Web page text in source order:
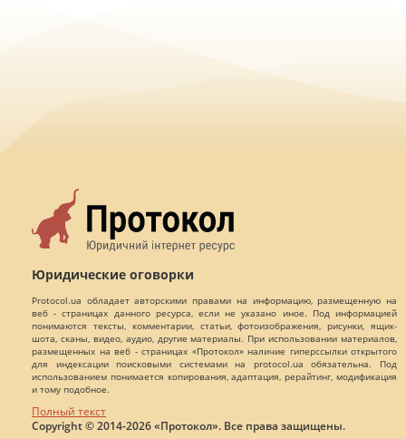
Юридические оговорки
Protocol.ua обладает авторскими правами на информацию, размещенную на
веб - страницах данного ресурса, если не указано иное. Под информацией
понимаются тексты, комментарии, статьи, фотоизображения, рисунки, ящик-
шота, сканы, видео, аудио, другие материалы. При использовании материалов,
размещенных на веб - страницах «Протокол» наличие гиперссылки открытого
для индексации поисковыми системами на protocol.ua обязательна. Под
использованием понимается копирования, адаптация, рерайтинг, модификация
и тому подобное.
Полный текст
Copyright © 2014-2026 «Протокол». Все права защищены.